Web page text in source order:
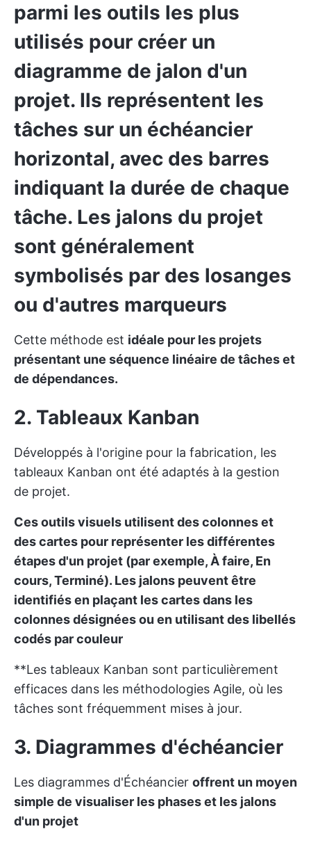
parmi les outils les plus
utilisés pour créer un
diagramme de jalon d'un
projet. Ils représentent les
tâches sur un échéancier
horizontal, avec des barres
indiquant la durée de chaque
tâche. Les jalons du projet
sont généralement
symbolisés par des losanges
ou d'autres marqueurs
Cette méthode est idéale pour les projets
présentant une séquence linéaire de tâches et
de dépendances.
2. Tableaux Kanban
Développés à l'origine pour la fabrication, les
tableaux Kanban ont été adaptés à la gestion
de projet.
Ces outils visuels utilisent des colonnes et
des cartes pour représenter les différentes
étapes d'un projet (par exemple, À faire, En
cours, Terminé). Les jalons peuvent être
identifiés en plaçant les cartes dans les
colonnes désignées ou en utilisant des libellés
codés par couleur
**Les tableaux Kanban sont particulièrement
efficaces dans les méthodologies Agile, où les
tâches sont fréquemment mises à jour.
3. Diagrammes d'échéancier
Les diagrammes d'Échéancier offrent un moyen
simple de visualiser les phases et les jalons
d'un projet